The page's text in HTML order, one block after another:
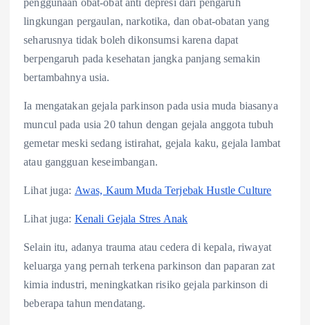
penggunaan obat-obat anti depresi dari pengaruh
lingkungan pergaulan, narkotika, dan obat-obatan yang
seharusnya tidak boleh dikonsumsi karena dapat
berpengaruh pada kesehatan jangka panjang semakin
bertambahnya usia.
Ia mengatakan gejala parkinson pada usia muda biasanya
muncul pada usia 20 tahun dengan gejala anggota tubuh
gemetar meski sedang istirahat, gejala kaku, gejala lambat
atau gangguan keseimbangan.
Lihat juga: Awas, Kaum Muda Terjebak Hustle Culture
Lihat juga: Kenali Gejala Stres Anak
Selain itu, adanya trauma atau cedera di kepala, riwayat
keluarga yang pernah terkena parkinson dan paparan zat
kimia industri, meningkatkan risiko gejala parkinson di
beberapa tahun mendatang.